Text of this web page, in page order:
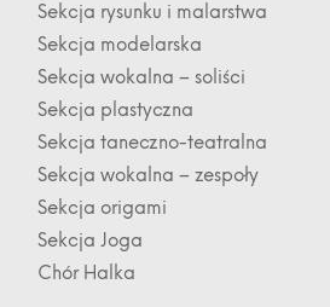
Sekcja rysunku i malarstwa
Sekcja modelarska
Sekcja wokalna – soliści
Sekcja plastyczna
Sekcja taneczno-teatralna
Sekcja wokalna – zespoły
Sekcja origami
Sekcja Joga
Chór Halka